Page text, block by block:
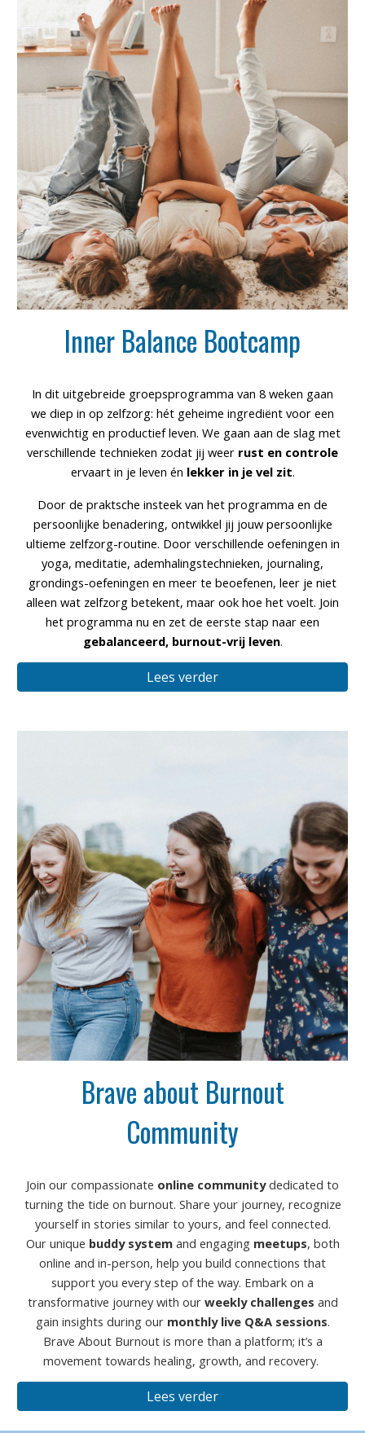
Inner Balance Bootcamp
In dit uitgebreide groepsprogramma van 8 weken gaan
we diep in op zelfzorg: hét geheime ingrediënt voor een
evenwichtig en productief leven. We gaan aan de slag met
verschillende technieken zodat jij weer rust en controle
ervaart in je leven én lekker in je vel zit.
Door de praktsche insteek van het programma en de
persoonlijke benadering, ontwikkel jij jouw persoonlijke
ultieme zelfzorg-routine. Door verschillende oefeningen in
yoga, meditatie, ademhalingstechnieken, journaling,
grondings-oefeningen en meer te beoefenen, leer je niet
alleen wat zelfzorg betekent, maar ook hoe het voelt. Join
het programma nu en zet de eerste stap naar een
gebalanceerd, burnout-vrij leven.
Lees verder
Brave about Burnout
Community
Join our compassionate online communitydedicated to
turning the tide on burnout. Share your journey, recognize
yourself in stories similar to yours, and feel connected.
Our unique buddy systemand engagingmeetups, both
online and in-person, help you build connections that
support you every step of the way. Embark on a
transformative journey with our weekly challenges and
gain insights during our monthly live Q&A sessions.
Brave About Burnout is more than a platform; it’s a
movement towards healing, growth, and recovery.
Lees verder